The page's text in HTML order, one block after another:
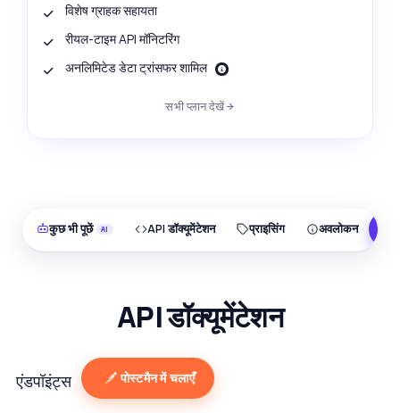
विशेष ग्राहक सहायता
रीयल-टाइम API मॉनिटरिंग
अनलिमिटेड डेटा ट्रांसफर शामिल
सभी प्लान देखें
कुछ भी पूछें API डॉक्यूमेंटेशन प्राइसिंग अवलोकन
API डॉक्यूमेंटेशन
एंडपॉइंट्स पोस्टमैन में चलाएँ